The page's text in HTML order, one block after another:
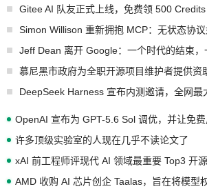
Gitee AI 队友正式上线，免费领 500
Simon Willison 重新拥抱 MCP：无状态协
Jeff Dean 离开 Google：一个时代的结束
慕尼黑市政府为全职开源项目维护者提供资
OpenAI 宣布为 GPT-5.6 Sol 调优，并让免
许多顶级实验室的人现在几乎不读论文了
xAI 前工程师评现代 AI 领域最重要 Top3 开